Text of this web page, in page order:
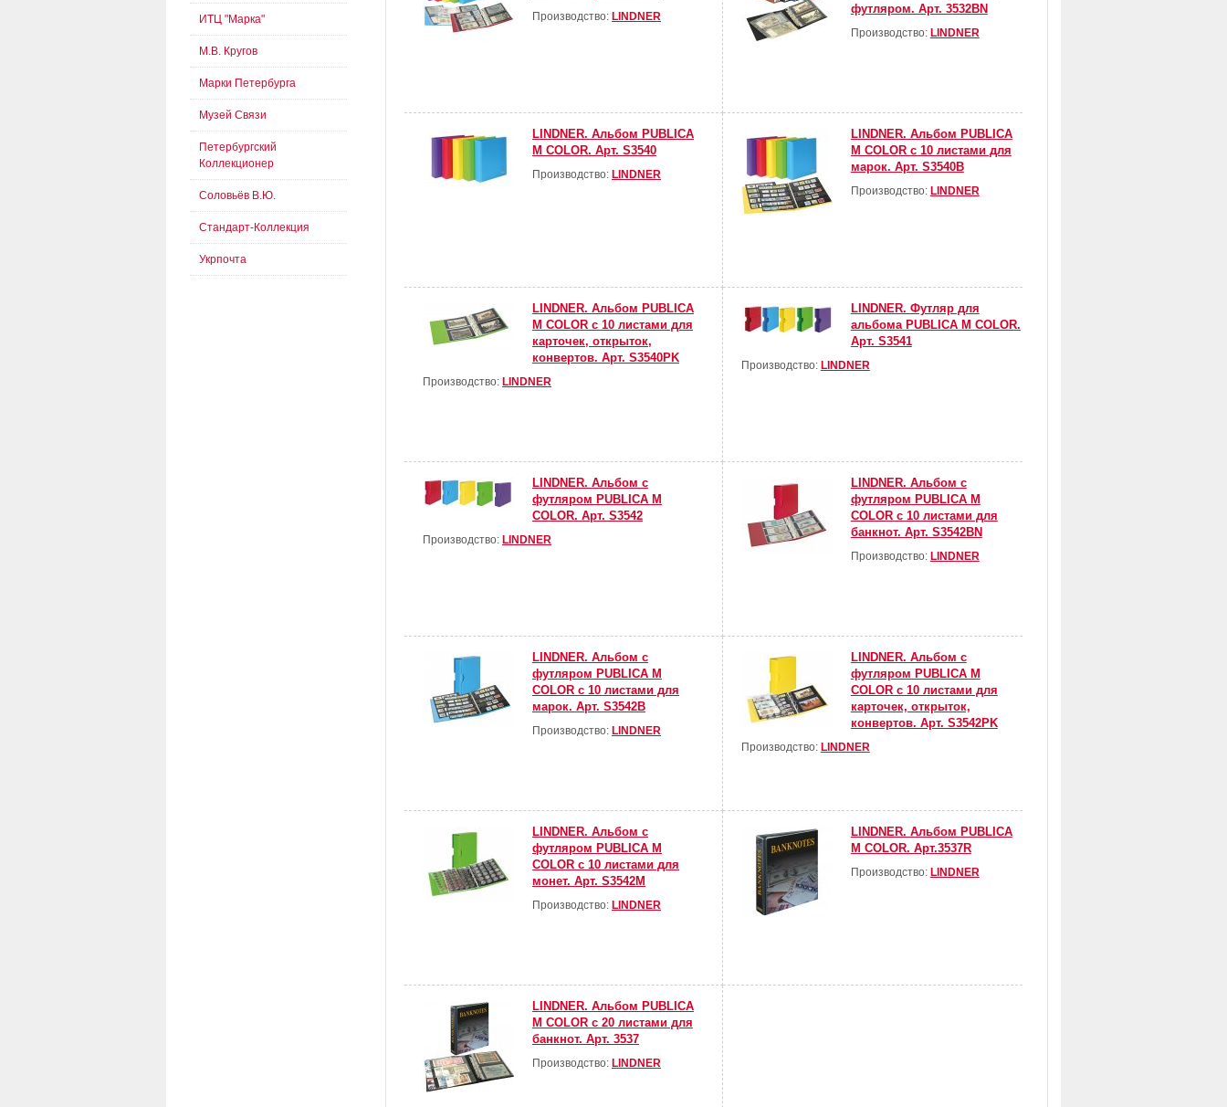
Производство: LINDNER
футляром. Арт. 3532BN
Производство: LINDNER
LINDNER. Альбом PUBLICA
M COLOR. Арт. S3540
Производство: LINDNER
LINDNER. Альбом PUBLICA
M COLOR с 10 листами для
марок. Арт. S3540B
Производство: LINDNER
LINDNER. Альбом PUBLICA
M COLOR с 10 листами для
карточек, открыток,
конвертов. Арт. S3540PK
Производство: LINDNER
LINDNER. Футляр для
альбома PUBLICA M COLOR.
Арт. S3541
Производство: LINDNER
LINDNER. Альбом с
футляром PUBLICA M
COLOR. Арт. S3542
Производство: LINDNER
LINDNER. Альбом с
футляром PUBLICA M
COLOR с 10 листами для
банкнот. Арт. S3542BN
Производство: LINDNER
LINDNER. Альбом с
футляром PUBLICA M
COLOR с 10 листами для
марок. Арт. S3542B
Производство: LINDNER
LINDNER. Альбом с
футляром PUBLICA M
COLOR с 10 листами для
карточек, открыток,
конвертов. Арт. S3542PK
Производство: LINDNER
LINDNER. Альбом с
футляром PUBLICA M
COLOR с 10 листами для
монет. Арт. S3542M
Производство: LINDNER
LINDNER. Альбом PUBLICA
M COLOR. Арт.3537R
Производство: LINDNER
LINDNER. Альбом PUBLICA
M COLOR с 20 листами для
банкнот. Арт. 3537
Производство: LINDNER
ИТЦ "Марка"
М.В. Кругов
Марки Петербурга
Музей Связи
Петербургский
Коллекционер
Соловьёв В.Ю.
Стандарт-Коллекция
Укрпочта